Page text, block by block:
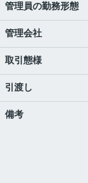
管理員の勤務形態
管理会社
取引態様
引渡し
備考